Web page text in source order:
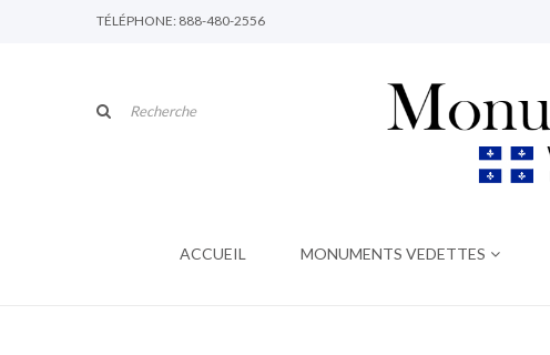
TÉLÉPHONE: 888-480-2556
ACCUEIL MONUMENTS VEDETTES